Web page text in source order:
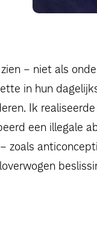
– niet als
in hun
Ik
een illegale
zoals